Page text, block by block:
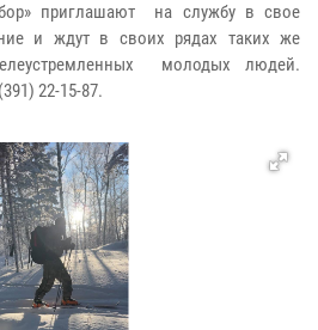
приглашают на службу в свое
и ждут в своих рядах таких же
молодых людей.
22-15-87.